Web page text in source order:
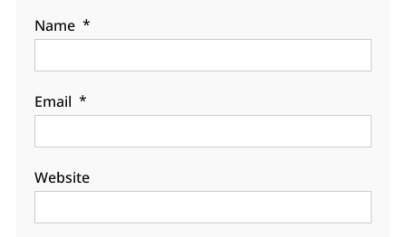
Name *
Email *
Website